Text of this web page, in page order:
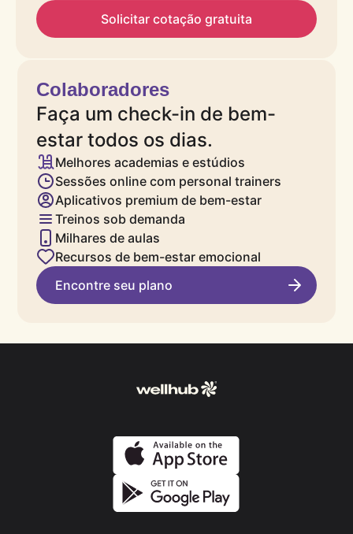
Solicitar cotação gratuita
Colaboradores
Faça um check-in de bem-
estar todos os dias.
Melhores academias e estúdios
Sessões online com personal trainers
Aplicativos premium de bem-estar
Treinos sob demanda
Milhares de aulas
Recursos de bem-estar emocional
Encontre seu plano